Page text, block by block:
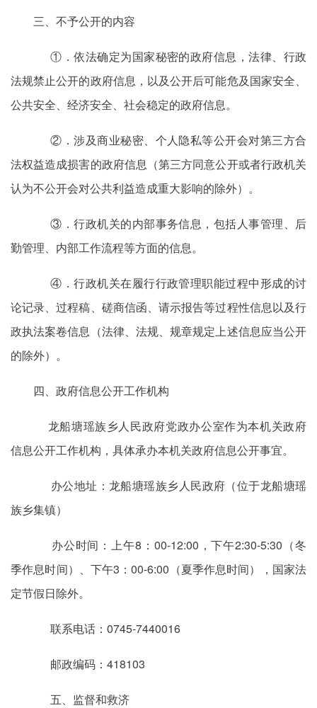
三、不予公开的内容
①．依法确定为国家秘密的政府信息，法律、行政
法规禁止公开的政府信息，以及公开后可能危及国家安全、
公共安全、经济安全、社会稳定的政府信息。
②．涉及商业秘密、个人隐私等公开会对第三方合
法权益造成损害的政府信息（第三方同意公开或者行政机关
认为不公开会对公共利益造成重大影响的除外）。
③．行政机关的内部事务信息，包括人事管理、后
勤管理、内部工作流程等方面的信息。
④．行政机关在履行行政管理职能过程中形成的讨
论记录、过程稿、磋商信函、请示报告等过程性信息以及行
政执法案卷信息（法律、法规、规章规定上述信息应当公开
的除外）。
四、政府信息公开工作机构
龙船塘瑶族乡人民政府党政办公室作为本机关政府
信息公开工作机构，具体承办本机关政府信息公开事宜。
办公地址：龙船塘瑶族乡人民政府（位于龙船塘瑶
族乡集镇）
办公时间：上午8：00-12:00，下午2:30-5:30（冬
季作息时间）、下午3：00-6:00（夏季作息时间），国家法
定节假日除外。
联系电话：0745-7440016
邮政编码：418103
五、监督和救济